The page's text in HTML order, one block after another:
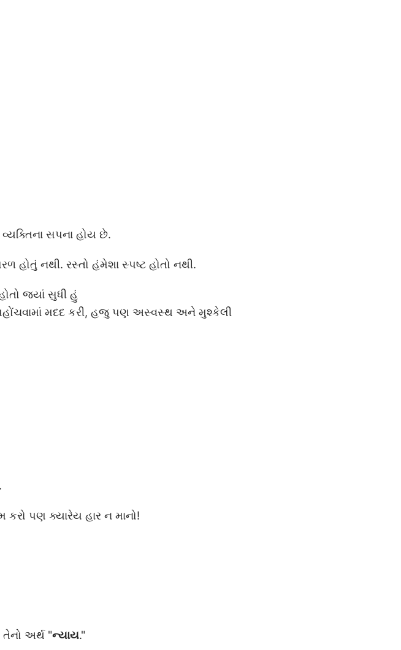
સપના હોય છે.
નથી. રસ્તો હંમેશા સ્પષ્ટ હોતો નથી.
જ્યાં સુધી હું
પહોંચવામાં મદદ કરી, હજુ પણ અસ્વસ્થ અને મુશ્કેલી
પણ ક્યારેય હાર ન માનો!
અર્થ "ન્યાય."